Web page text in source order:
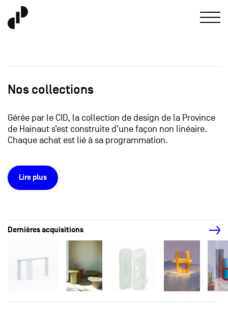
Nos collections
Gérée par le CID, la collection de design de la Province
de Hainaut s’est construite d’une façon non linéaire.
Chaque achat est lié à sa programmation.
Lire plus
Dernières acquisitions